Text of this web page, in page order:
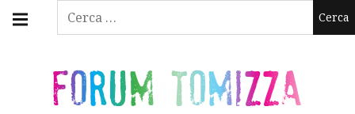
Ricerca
Skip
FORUM TOMIZZA
navigation